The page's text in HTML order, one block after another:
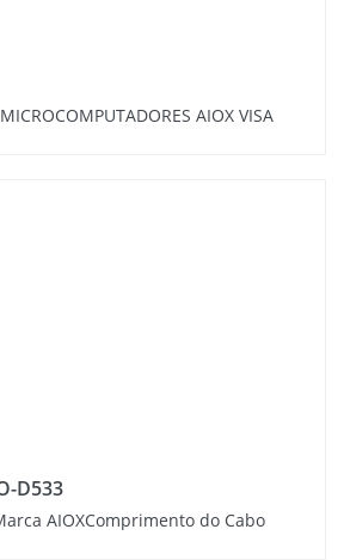
AIOX VISA
D533
AIOXComprimento do Cabo